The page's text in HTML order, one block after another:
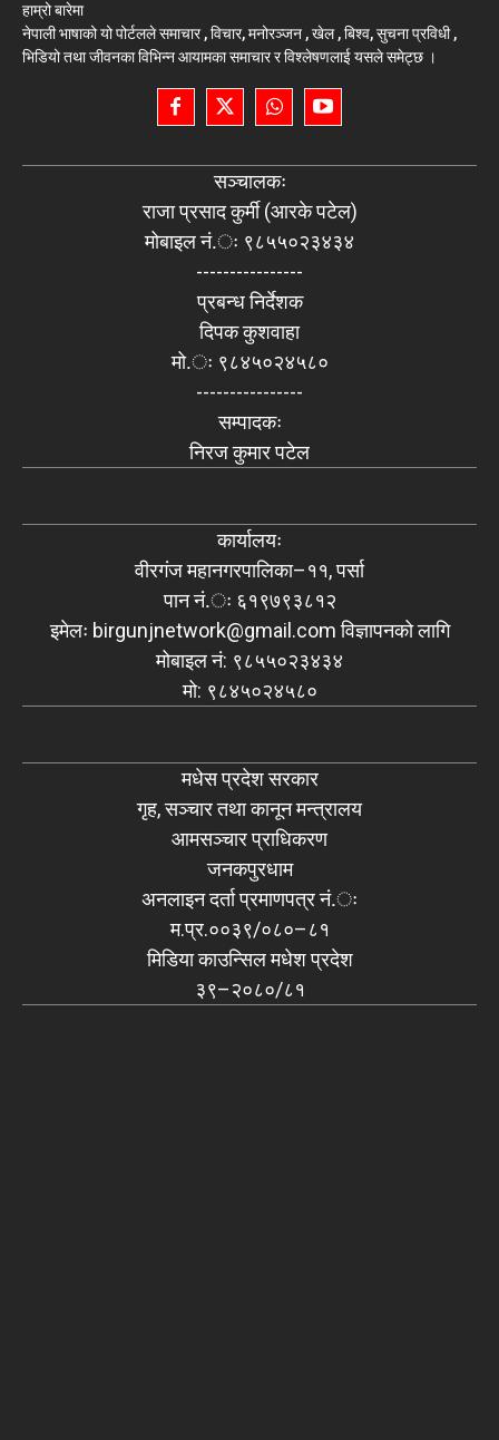
हाम्रो बारेमा
नेपाली भाषाको यो पोर्टलले समाचार , विचार, मनोरञ्जन , खेल , बिश्व, सुचना प्रविधी ,
भिडियो तथा जीवनका विभिन्न आयामका समाचार र विश्लेषणलाई यसले समेट्छ ।
सञ्चालकः
राजा प्रसाद कुर्मी (आरके पटेल)
मोबाइल नं.ः ९८५५०२३४३४
----------------
प्रबन्ध निर्देशक
दिपक कुशवाहा
मो.ः ९८४५०२४५८०
----------------
सम्पादकः
निरज कुमार पटेल
कार्यालयः
वीरगंज महानगरपालिका–११, पर्सा
पान नं.ः ६१९७९३८१२
इमेलः birgunjnetwork@gmail.comविज्ञापनको लागि
मोबाइल नं: ९८५५०२३४३४
मो: ९८४५०२४५८०
मधेस प्रदेश सरकार
गृह, सञ्चार तथा कानून मन्त्रालय
आमसञ्चार प्राधिकरण
जनकपुरधाम
अनलाइन दर्ता प्रमाणपत्र नं.ः
म.प्र.००३९/०८०–८१
मिडिया काउन्सिल मधेश प्रदेश
३९–२०८०/८१